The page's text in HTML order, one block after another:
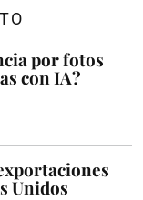
por fotos
con IA?
Unidos